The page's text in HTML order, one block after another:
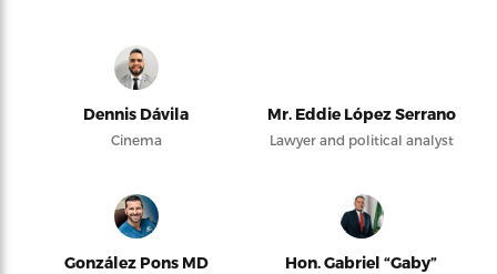
Dennis Dávila
Cinema
Mr. Eddie López Serrano
Lawyer and political analyst
González Pons MD
Hon. Gabriel “Gaby”